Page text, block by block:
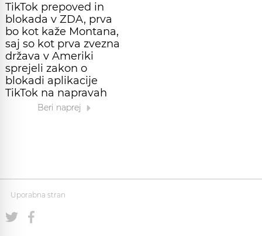
TikTok prepoved in
blokada v ZDA, prva
bo kot kaže Montana,
saj so kot prva zvezna
država v Ameriki
sprejeli zakon o
blokadi aplikacije
TikTok na napravah
Beri naprej
Uporabna stran